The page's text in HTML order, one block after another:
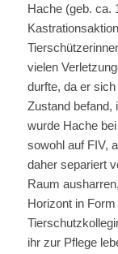
Hache (geb. ca.
vielen
durfte, da er
Zustand befand,
wurde Hache
sowohl auf FIV,
daher separiert
Raum
Horizont in
ihr zur Pflege